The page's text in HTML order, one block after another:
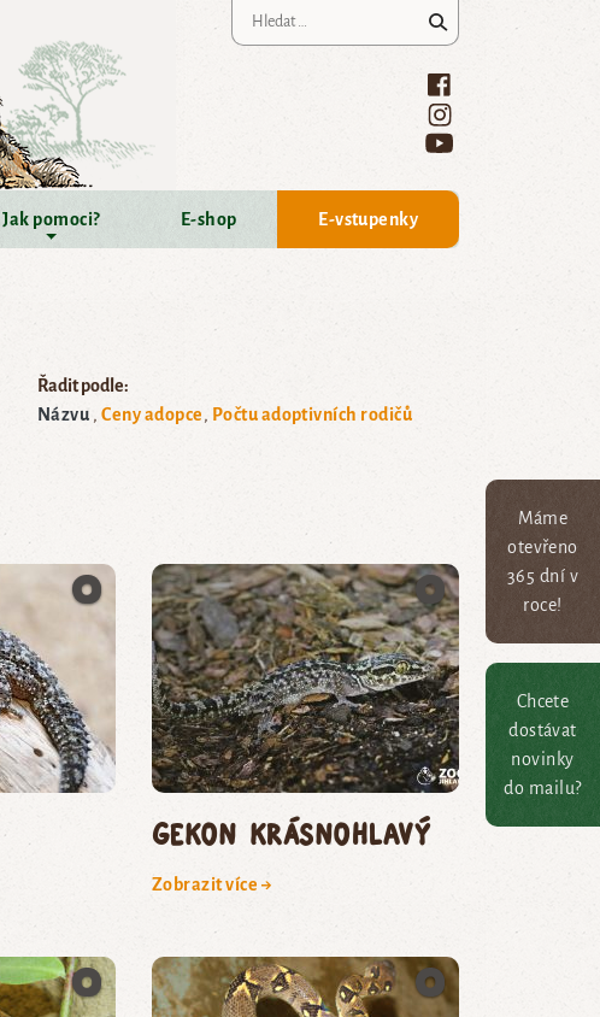
Máme
otevřeno
365 dní v
roce!
Chcete
dostávat
novinky
do mailu?
Jak pomoci? E-shop E-vstupenky
Řadit podle:
Názvu
Ceny adopce Počtu adoptivních rodičů
gekon krásnohlavý
Zobrazit více →